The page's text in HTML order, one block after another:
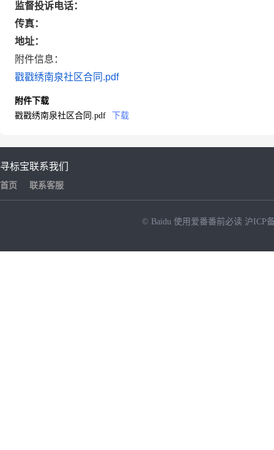
监督投诉电话：
传真：
地址：
附件信息：
戳戳绣南泉社区合同.pdf
附件下载
戳戳绣南泉社区合同.pdf
下载
寻标宝
首页
联系我们
联系客服
© Baidu 使用爱番番前必读 沪ICP